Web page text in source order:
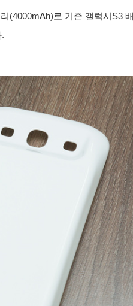
(4000mAh)로 기존 갤럭시S3 배